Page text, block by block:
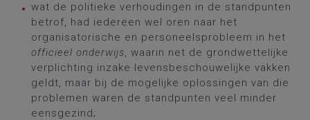
wat de politieke verhoudingen in de standpunten
betrof, had iedereen wel oren naar het
organisatorische en personeelsprobleem in het
officieel onderwijs, waarin net de grondwettelijke
verplichting inzake levensbeschouwelijke vakken
geldt, maar bij de mogelijke oplossingen van die
problemen waren de standpunten veel minder
eensgezind;